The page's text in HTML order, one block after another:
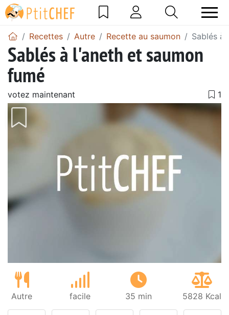
Recettes Autre Recette au saumon Sablés à
Sablés à l'aneth et saumon
fumé
votez maintenant
Autre facile 35 min 5828 Kcal